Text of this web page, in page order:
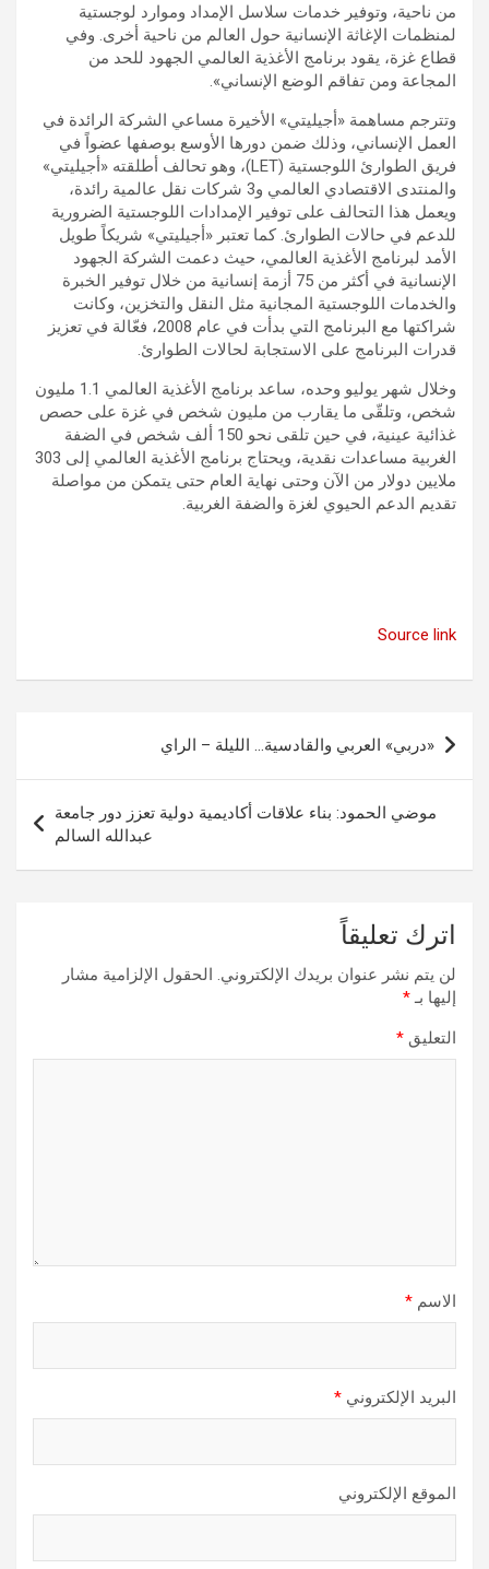
من ناحية، وتوفير خدمات سلاسل الإمداد وموارد لوجستية
لمنظمات الإغاثة الإنسانية حول العالم من ناحية أخرى. وفي
قطاع غزة، يقود برنامج الأغذية العالمي الجهود للحد من
المجاعة ومن تفاقم الوضع الإنساني».
وتترجم مساهمة «أجيليتي» الأخيرة مساعي الشركة الرائدة في
العمل الإنساني، وذلك ضمن دورها الأوسع بوصفها عضواً في
فريق الطوارئ اللوجستية (LET)، وهو تحالف أطلقته «أجيليتي»
والمنتدى الاقتصادي العالمي و3 شركات نقل عالمية رائدة،
ويعمل هذا التحالف على توفير الإمدادات اللوجستية الضرورية
للدعم في حالات الطوارئ. كما تعتبر «أجيليتي» شريكاً طويل
الأمد لبرنامج الأغذية العالمي، حيث دعمت الشركة الجهود
الإنسانية في أكثر من 75 أزمة إنسانية من خلال توفير الخبرة
والخدمات اللوجستية المجانية مثل النقل والتخزين، وكانت
شراكتها مع البرنامج التي بدأت في عام 2008، فعّالة في تعزيز
قدرات البرنامج على الاستجابة لحالات الطوارئ.
وخلال شهر يوليو وحده، ساعد برنامج الأغذية العالمي 1.1 مليون
شخص، وتلقّى ما يقارب من مليون شخص في غزة على حصص
غذائية عينية، في حين تلقى نحو 150 ألف شخص في الضفة
الغربية مساعدات نقدية، ويحتاج برنامج الأغذية العالمي إلى 303
ملايين دولار من الآن وحتى نهاية العام حتى يتمكن من مواصلة
تقديم الدعم الحيوي لغزة والضفة الغربية.
Source link
تصفّح
المقالات
«دربي» العربي والقادسية… الليلة – الراي
موضي الحمود: بناء علاقات أكاديمية دولية تعزز دور جامعة
عبدالله السالم
اترك تعليقاً
لن يتم نشر عنوان بريدك الإلكتروني. الحقول الإلزامية مشار
إليها بـ*
التعليق *
الاسم *
البريد الإلكتروني *
الموقع الإلكتروني